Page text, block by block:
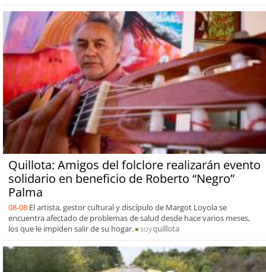
Quillota: Amigos del folclore realizarán evento
solidario en beneficio de Roberto “Negro”
Palma
08-08 El artista, gestor cultural y discípulo de Margot Loyola se
encuentra afectado de problemas de salud desde hace varios meses,
los que le impiden salir de su hogar.
soyquillota